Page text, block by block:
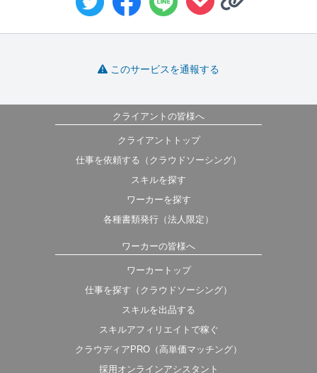
このサービスを通報する
クライアントの皆様へ
クライアントトップ
仕事を依頼する（クラウドソーシング）
スキルを探す
ワーカーを探す
各種書類発行（法人限定）
ワーカーの皆様へ
ワーカートップ
仕事を探す（クラウドソーシング）
スキルを出品する
スキルアフィリエイトで稼ぐ
クラウディアPRO（高単価マッチング）
採用オンラインアシスタント